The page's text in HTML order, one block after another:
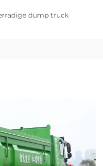
dump truck